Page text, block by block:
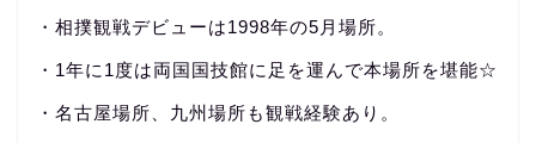
・相撲観戦デビューは1998年の5月場所。
・1年に1度は両国国技館に足を運んで本場所を堪能☆
・名古屋場所、九州場所も観戦経験あり。